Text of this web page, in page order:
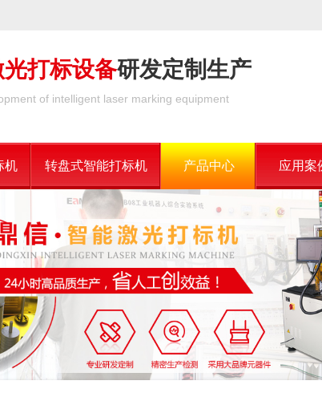
打标设备研发定制生产
of intelligent laser marking equipment
机 转盘式智能打标机 产品中心 应用案